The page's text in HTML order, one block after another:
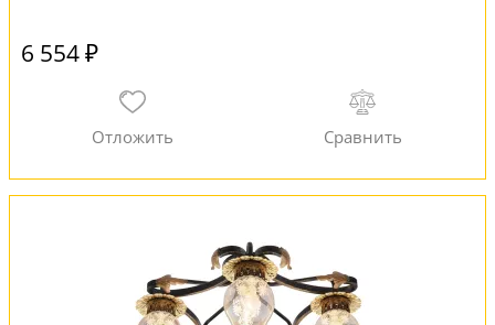
6 554 ₽